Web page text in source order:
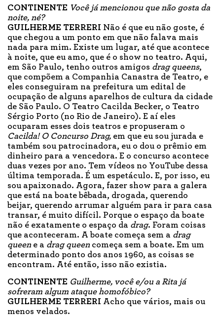
CONTINENTE Você já mencionou que não gosta da
noite, né?
GUILHERME TERRERI Não é que eu não goste, é
que chegou a um ponto em que não falava mais
nada para mim. Existe um lugar, até que acontece
à noite, que eu amo, que é o show no teatro. Aqui,
em São Paulo, tenho outros amigos drag queens,
que compõem a Companhia Canastra de Teatro, e
eles conseguiram na prefeitura um edital de
ocupação de alguns aparelhos de cultura da cidade
de São Paulo. O Teatro Cacilda Becker, o Teatro
Sérgio Porto (no Rio de Janeiro). E aí eles
ocuparam esses dois teatros e propuseram o
Cacilda! O Concurso Drag, em que eu sou jurada e
também sou patrocinadora, eu o dou o prêmio em
dinheiro para a vencedora. E o concurso acontece
duas vezes por ano. Tem vídeos no YouTube dessa
última temporada. É um espetáculo. E, por isso, eu
sou apaixonado. Agora, fazer show para a galera
que está na boate bêbada, drogada, querendo
beijar, querendo arrumar alguém para ir para casa
transar, é muito difícil. Porque o espaço da boate
não é exatamente o espaço da drag. Foram coisas
que aconteceram. A boate começa sem a drag
queen e a drag queen começa sem a boate. Em um
determinado ponto dos anos 1960, as coisas se
encontram. Até então, isso não existia.
CONTINENTE Guilherme, você e/ou a Rita já
sofreram algum ataque homofóbico?
GUILHERME TERRERI Acho que vários, mais ou
menos velados.